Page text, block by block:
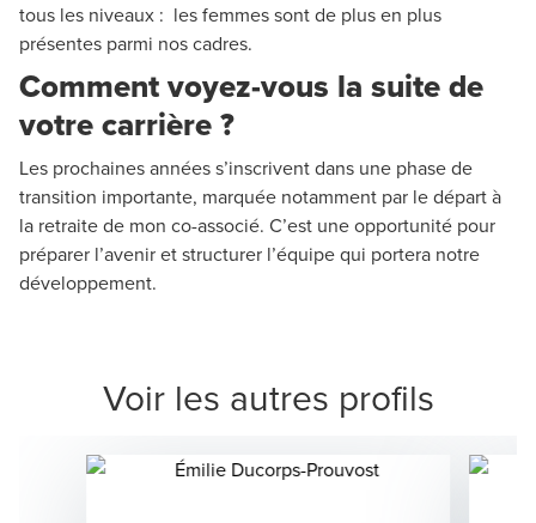
tous les niveaux : les femmes sont de plus en plus
présentes parmi nos cadres.
Comment voyez-vous la suite de
votre carrière ?
Les prochaines années s’inscrivent dans une phase de
transition importante, marquée notamment par le départ à
la retraite de mon co-associé. C’est une opportunité pour
préparer l’avenir et structurer l’équipe qui portera notre
développement.
Voir les autres profils